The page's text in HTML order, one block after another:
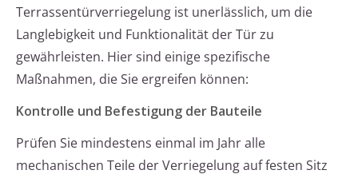
Terrassentürverriegelung ist unerlässlich, um die
Langlebigkeit und Funktionalität der Tür zu
gewährleisten. Hier sind einige spezifische
Maßnahmen, die Sie ergreifen können:
Kontrolle und Befestigung der Bauteile
Prüfen Sie mindestens einmal im Jahr alle
mechanischen Teile der Verriegelung auf festen Sitz